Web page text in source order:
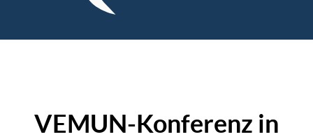
VEMUN-Konferenz in